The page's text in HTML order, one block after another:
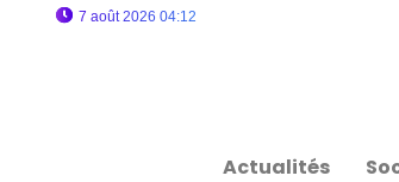
7 août 2026 04:12
Actualités